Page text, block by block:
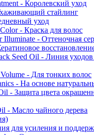
- Королевский уход
стайлинг
уход
- Краска для волос
- Оттеночная
Seed Oil - Линия
- Для тонких волос
- На основе
- Защита цвета
- Масло чайного дерева
для усиления и